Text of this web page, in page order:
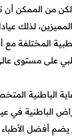
من الممكن
لذلك
المختلفة مع
على مستوى عالي
الباطنية
الباطنية في
يضم أفضل